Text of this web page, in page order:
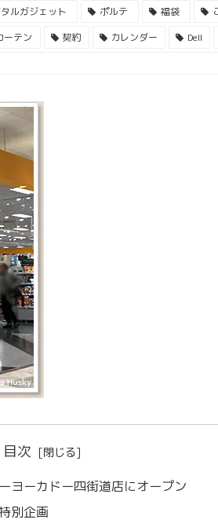
ルガジェット ポルテ 福袋
ーテン 契約 カレンダー
Dell
目次
ヨーカドー四街道店にオープン
別企画